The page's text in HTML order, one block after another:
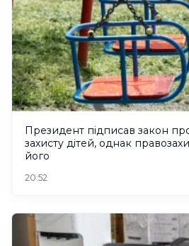
Президент підписав закон
захисту дітей, однак
його
20:52